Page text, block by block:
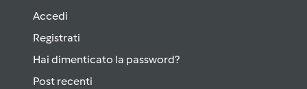
Accedi
Registrati
Hai dimenticato la password?
Post recenti